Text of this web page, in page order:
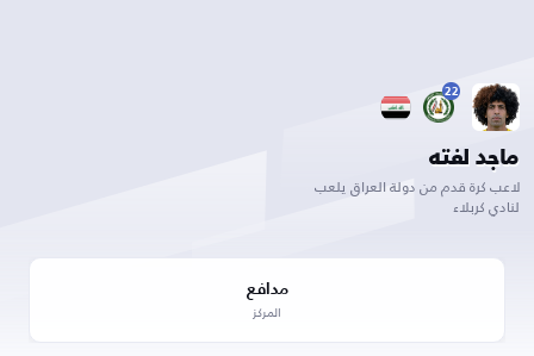
22
ماجد لفته
لاعب كرة قدم من دولة العراق يلعب
لنادي كربلاء
مدافع
المركز